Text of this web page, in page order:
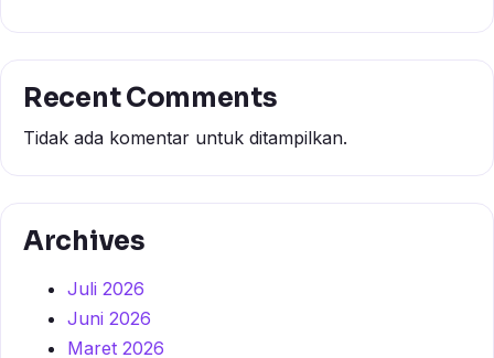
Recent Comments
Tidak ada komentar untuk ditampilkan.
Archives
Juli 2026
Juni 2026
Maret 2026